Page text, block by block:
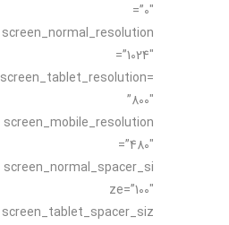
=”0″
screen_normal_resolution
=”1024″
screen_tablet_resolution=
”800″
screen_mobile_resolution
=”480″
screen_normal_spacer_si
ze=”100″
screen_tablet_spacer_siz